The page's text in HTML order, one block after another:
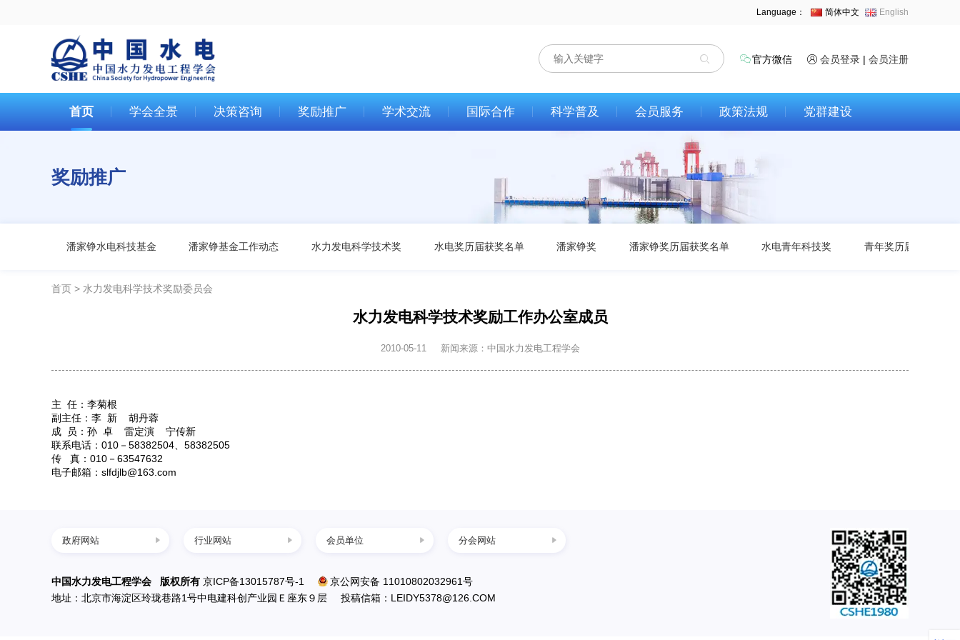
Language： 简体中文 English
官方微信 会员登录 | 会员注册
首页 学会全景 决策咨询 奖励推广 学术交流 国际合作 科学普及 会员服务 政策法规 党群建设
奖励推广
潘家铮水电科技基金 潘家铮基金工作动态 水力发电科学技术奖 水电奖历届获奖名单 潘家铮奖 潘家铮奖历届获奖名单 水电青年科技奖 青年奖历届获奖名单
首页 水力发电科学技术奖励委员会
水力发电科学技术奖励工作办公室成员
2010-05-11 新闻来源：中国水力发电工程学会
主 任：李菊根
副主任：李 新
胡丹蓉
成
员：孙 卓 雷定演
宁传新
联系电话： 010 － 58382504、 58382505
传
真： 010 － 63547632
电子邮箱： slfdjlb@163.com
政府网站
中国科协
国家发展改革委
行业网站
四川水力发电网
西南水电网
会员单位
中国葛洲坝集团三
峡建设工程有限公
司
分会网站
中国水力发电工程学会 版权所有 京ICP备13015787号-1
京公网安备 11010802032961号
地址：北京市海淀区玲珑巷路1号中电建科创产业园Ｅ座东９层
投稿信箱：LEIDY5378@126.COM